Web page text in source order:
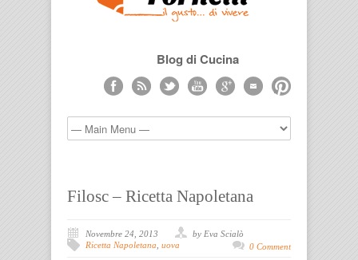
Blog di Cucina
Filosc – Ricetta Napoletana
Novembre 24, 2013
by Eva Scialò
Ricetta Napoletana uova 0 Comment